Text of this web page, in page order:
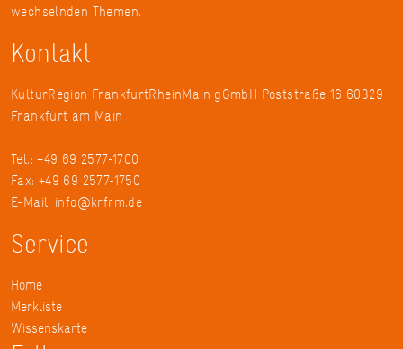
wechselnden Themen.
Kontakt
KulturRegion FrankfurtRheinMain gGmbH Poststraße 16 60329
Frankfurt am Main
Tel.: +49 69 2577-1700
Fax: +49 69 2577-1750
E-Mail: info@krfrm.de
Service
Home
Merkliste
Wissenskarte